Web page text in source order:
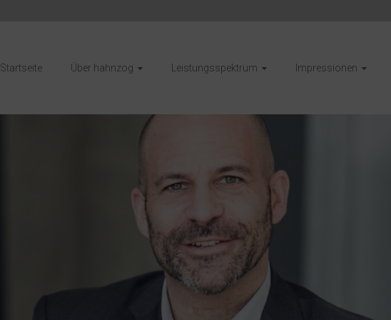
Startseite Über hahnzog Leistungsspektrum Impressionen